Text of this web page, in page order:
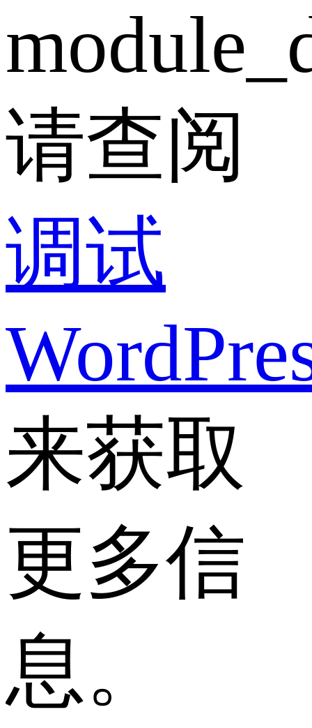
请查阅
调试
来获取
更多信
息。